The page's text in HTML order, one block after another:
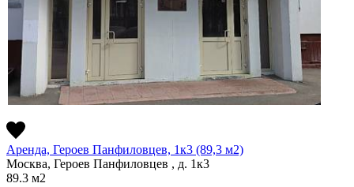
Аренда, Героев Панфиловцев, 1к3 (89,3 м2)
Москва, Героев Панфиловцев , д. 1к3
89.3 м2